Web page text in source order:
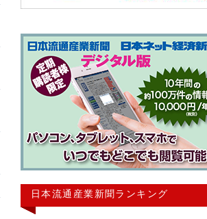
日本流通産業新聞ランキング